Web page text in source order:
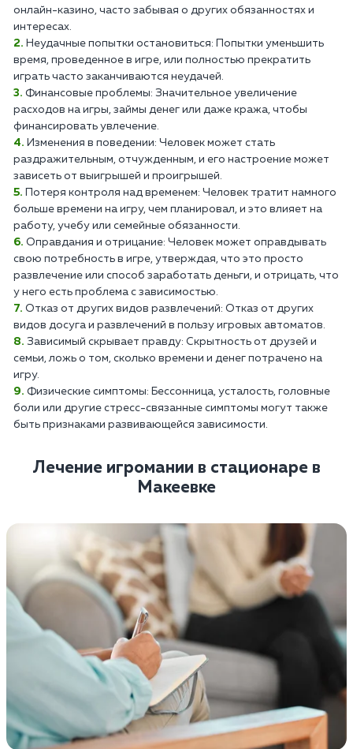
онлайн-казино, часто забывая о других обязанностях и
интересах.
Неудачные попытки остановиться: Попытки уменьшить
время, проведенное в игре, или полностью прекратить
играть часто заканчиваются неудачей.
Финансовые проблемы: Значительное увеличение
расходов на игры, займы денег или даже кража, чтобы
финансировать увлечение.
Изменения в поведении: Человек может стать
раздражительным, отчужденным, и его настроение может
зависеть от выигрышей и проигрышей.
Потеря контроля над временем: Человек тратит намного
больше времени на игру, чем планировал, и это влияет на
работу, учебу или семейные обязанности.
Оправдания и отрицание: Человек может оправдывать
свою потребность в игре, утверждая, что это просто
развлечение или способ заработать деньги, и отрицать, что
у него есть проблема с зависимостью.
Отказ от других видов развлечений: Отказ от других
видов досуга и развлечений в пользу игровых автоматов.
Зависимый скрывает правду: Скрытность от друзей и
семьи, ложь о том, сколько времени и денег потрачено на
игру.
Физические симптомы: Бессонница, усталость, головные
боли или другие стресс-связанные симптомы могут также
быть признаками развивающейся зависимости.
Лечение игромании в стационаре в
Макеевке